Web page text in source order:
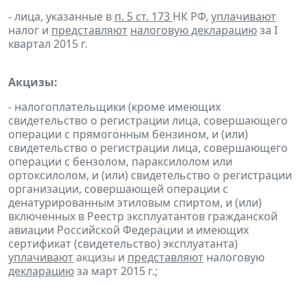
- лица, указанные в п. 5 ст. 173 НК РФ, уплачивают
налог и представляют налоговую декларациюза I
квартал 2015 г.
Акцизы:
- налогоплательщики (кроме имеющих
свидетельство о регистрации лица, совершающего
операции с прямогонным бензином, и (или)
свидетельство о регистрации лица, совершающего
операции с бензолом, параксилолом или
ортоксилолом, и (или) свидетельство о регистрации
организации, совершающей операции с
денатурированным этиловым спиртом, и (или)
включенных в Реестр эксплуатантов гражданской
авиации Российской Федерации и имеющих
сертификат (свидетельство) эксплуатанта)
уплачиваютакцизы и представляют налоговую
декларациюза март 2015 г.;